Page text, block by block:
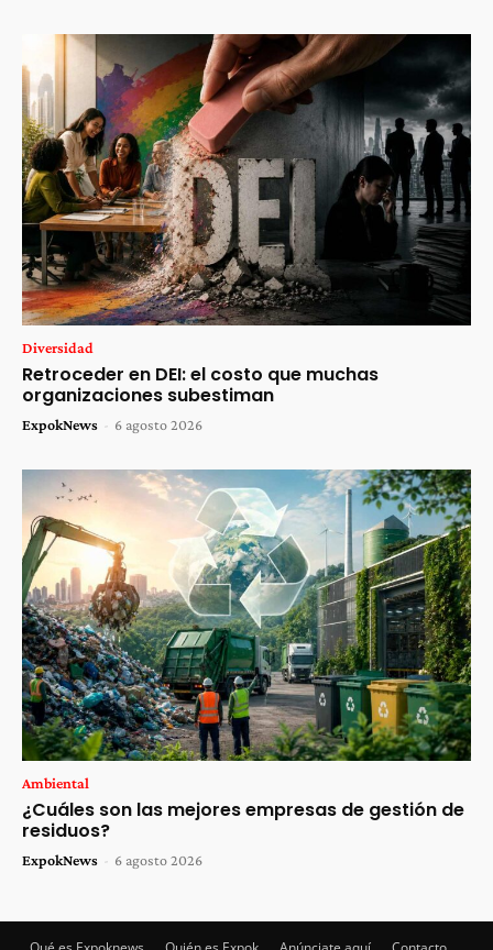
Diversidad
Retroceder en DEI: el costo que muchas
organizaciones subestiman
ExpokNews - 6 agosto 2026
Ambiental
¿Cuáles son las mejores empresas de gestión de
residuos?
ExpokNews - 6 agosto 2026